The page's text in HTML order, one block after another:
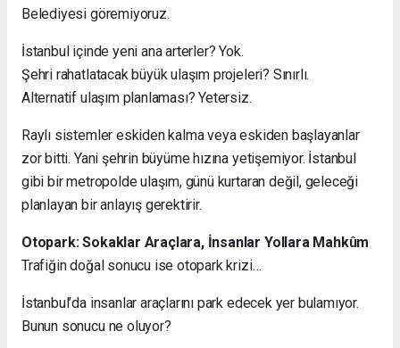
Belediyesi göremiyoruz.
İstanbul içinde yeni ana arterler? Yok.
Şehri rahatlatacak büyük ulaşım projeleri? Sınırlı.
Alternatif ulaşım planlaması? Yetersiz.
Raylı sistemler eskiden kalma veya eskiden başlayanlar
zor bitti. Yani şehrin büyüme hızına yetişemiyor. İstanbul
gibi bir metropolde ulaşım, günü kurtaran değil, geleceği
planlayan bir anlayış gerektirir.
Otopark: Sokaklar Araçlara, İnsanlar Yollara Mahkûm
Trafiğin doğal sonucu ise otopark krizi…
İstanbul’da insanlar araçlarını park edecek yer bulamıyor.
Bunun sonucu ne oluyor?